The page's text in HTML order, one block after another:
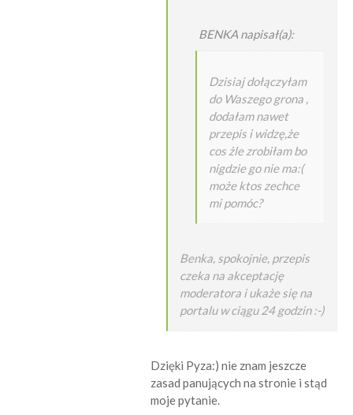
BENKA napisał(a):
Dzisiaj dołączyłam
do Waszego grona ,
dodałam nawet
przepis i widzę,że
cos żle zrobiłam bo
nigdzie go nie ma:(
może ktos zechce
mi pomóc?
Benka, spokojnie, przepis
czeka na akceptację
moderatora i ukaże się na
portalu w ciągu 24 godzin :-)
Dzięki Pyza:) nie znam jeszcze
zasad panujących na stronie i stąd
moje pytanie.